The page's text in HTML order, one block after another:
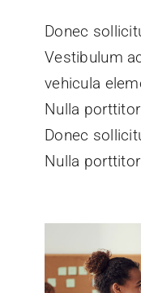
Donec
Vestibulum
vehicula
Nulla
Donec
Nulla